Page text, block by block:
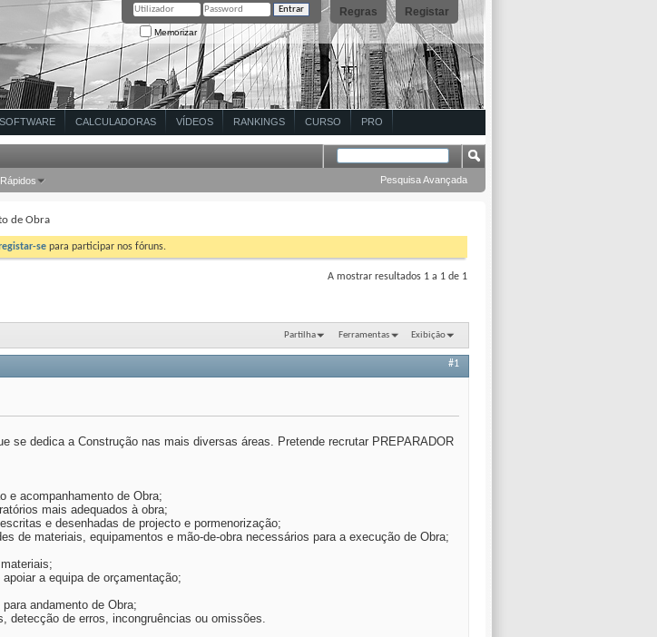
SOFTWARE CALCULADORAS VÍDEOS RANKINGS CURSO PRO
Registar
Regras
Memorizar
Pesquisa Avançada
de Obra
se para participar nos fóruns.
A mostrar resultados 1 a 1 de 1
Partilha Ferramentas Exibição
#1
se dedica a Construção nas mais diversas áreas. Pretende recrutar PREPARADOR
e acompanhamento de Obra;
mais adequados à obra;
e desenhadas de projecto e pormenorização;
de materiais, equipamentos e mão-de-obra necessários para a execução de Obra;
a equipa de orçamentação;
andamento de Obra;
detecção de erros, incongruências ou omissões.